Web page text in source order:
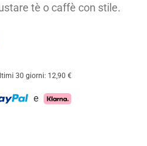
tè o caffè con stile.
30 giorni: 12,90 €
e